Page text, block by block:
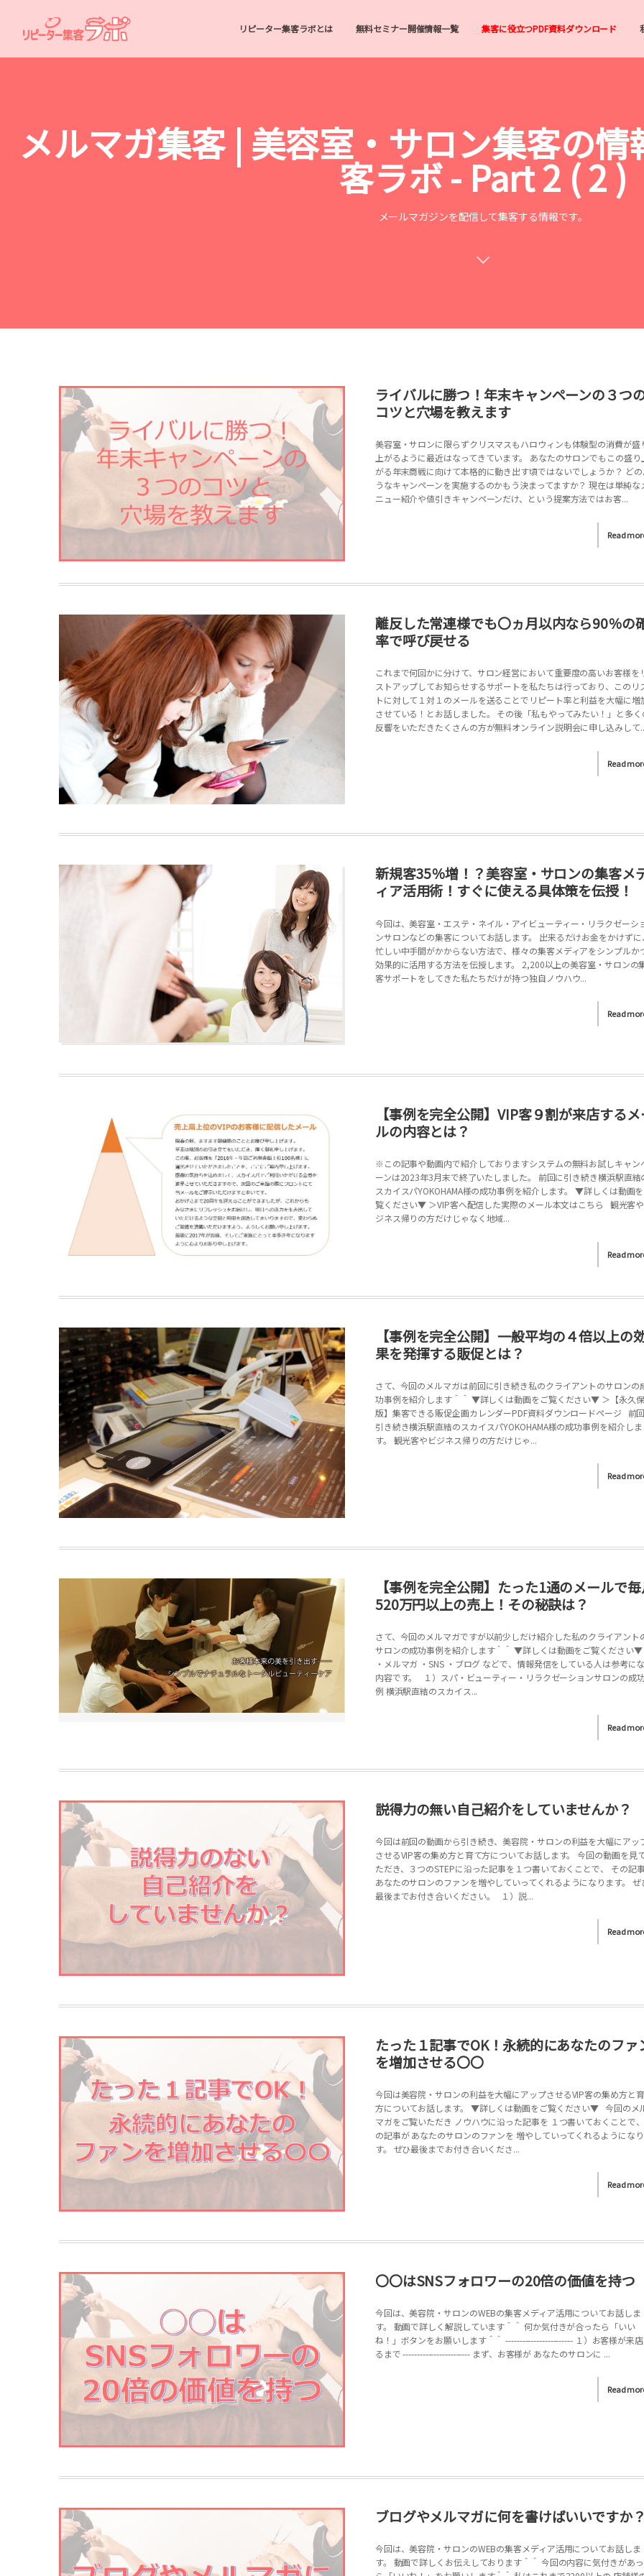
リピーター集客ラボとは 無料セミナー開催情報一覧 集客に役立つPDF資料ダウンロード
メルマガ集客 | 美容室・サロン集客の
客ラボ - Part 2 ( 2 )
メールマガジンを配信して集客する情報です。
ライバルに勝つ！年末キャンペーンの３つ
コツと穴場を教えます
美容室・サロンに限らずクリスマスもハロウィンも体験型の消費が盛
上がるように最近はなってきています。 あなたのサロンでもこの盛り
がる年末商戦に向けて本格的に動き出す頃ではないでしょうか？ どの
うなキャンペーンを実施するのかもう決まってますか？ 現在は単純な
ニュー紹介や値引きキャンペーンだけ、という提案方法ではお客...
Read
離反した常連様でも〇ヵ月以内なら90％の
率で呼び戻せる
これまで何回かに分けて、サロン経営において重要度の高いお客様を
ストアップしてお知らせするサポートを私たちは行っており、このリ
トに対して１対１のメールを送ることでリピート率と利益を大幅に増
させている！とお話しました。 その後「私もやってみたい！」と多く
反響をいただきたくさんの方が無料オンライン説明会に申し込みして
Read
新規客35％増！？美容室・サロンの集客メ
ィア活用術！すぐに使える具体策を伝授！
今回は、美容室・エステ・ネイル・アイビューティー・リラクゼーシ
ンサロンなどの集客についてお話します。 出来るだけお金をかけずに、
忙しい中手間がかからない方法で、様々の集客メディアをシンプルか
効果的に活用する方法を伝授します。 2,200以上の美容室・サロンの
客サポートをしてきた私たちだけが持つ独自ノウハウ...
Read
【事例を完全公開】VIP客９割が来店するメ
ルの内容とは？
※この記事や動画内で紹介しておりますシステムの無料お試しキャン
ーンは2023年3月末で終了いたしました。 前回に引き続き横浜駅直結
スカイスパYOKOHAMA様の成功事例を紹介します。 ▼詳しくは動画
覧ください▼ ＞VIP客へ配信した実際のメール本文はこちら 観光客
ジネス帰りの方だけじゃなく地域...
Read
【事例を完全公開】一般平均の４倍以上の
果を発揮する販促とは？
さて、今回のメルマガは前回に引き続き私のクライアントのサロンの
功事例を紹介します＾＾ ▼詳しくは動画をご覧ください▼ ＞【永久
版】集客できる販促企画カレンダーPDF資料ダウンロードページ 前
引き続き横浜駅直結のスカイスパYOKOHAMA様の成功事例を紹介しま
す。 観光客やビジネス帰りの方だけじゃ...
Read
【事例を完全公開】たった1通のメールで毎
520万円以上の売上！その秘訣は？
さて、今回のメルマガですが以前少しだけ紹介した私のクライアント
サロンの成功事例を紹介します＾＾ ▼詳しくは動画をご覧ください▼
・メルマガ ・SNS ・ブログ などで、情報発信をしている人は参考に
内容です。 １）スパ・ビューティー・リラクゼーションサロンの成
例 横浜駅直結のスカイス...
Read
説得力の無い自己紹介をしていませんか？
今回は前回の動画から引き続き、美容院・サロンの利益を大幅にアッ
させるVIP客の集め方と育て方についてお話します。 今回の動画を見
ただき、３つのSTEPに沿った記事を１つ書いておくことで、 その記
あなたのサロンのファンを増やしていってくれるようになります。 ぜ
最後までお付き合いください。 １）説...
Read
たった１記事でOK！永続的にあなたのファ
を増加させる〇〇
今回は美容院・サロンの利益を大幅にアップさせるVIP客の集め方と
方についてお話します。 ▼詳しくは動画をご覧ください▼ 今回のメ
マガをご覧いただき ノウハウに沿った記事を １つ書いておくことで
の記事が あなたのサロンのファンを 増やしていってくれるようにな
す。 ぜひ最後までお付き合いくださ...
Read
〇〇はSNSフォロワーの20倍の価値を持つ
今回は、美容院・サロンのWEBの集客メディア活用についてお話しま
す。 動画で詳しく解説しています＾＾ 何か気付きが合ったら「いい
ね！」ボタンをお願いします＾＾ ------------------------ １）お客様が来
るまで ------------------------ まず、お客様が あなたのサロンに ...
Read
ブログやメルマガに何を書けばいいですか？
今回は、美容院・サロンのWEBの集客メディア活用についてお話しま
す。 動画で詳しくお伝えしております＾＾ 今回の内容に気付きがあ